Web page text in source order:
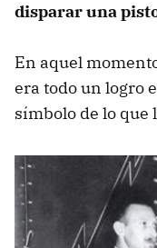
disparar una
En aquel
era todo un logro
símbolo de lo que